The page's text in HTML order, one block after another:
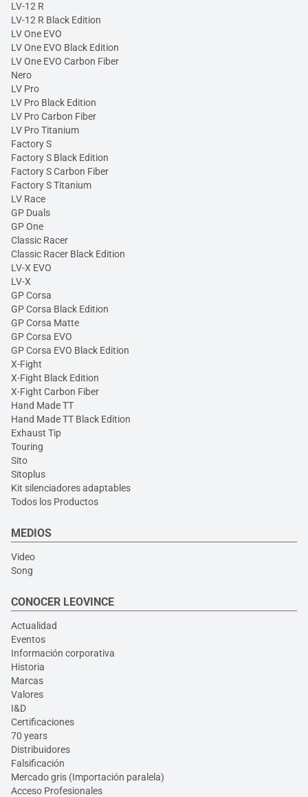
LV-12 R
LV-12 R Black Edition
LV One EVO
LV One EVO Black Edition
LV One EVO Carbon Fiber
Nero
LV Pro
LV Pro Black Edition
LV Pro Carbon Fiber
LV Pro Titanium
Factory S
Factory S Black Edition
Factory S Carbon Fiber
Factory S Titanium
LV Race
GP Duals
GP One
Classic Racer
Classic Racer Black Edition
LV-X EVO
LV-X
GP Corsa
GP Corsa Black Edition
GP Corsa Matte
GP Corsa EVO
GP Corsa EVO Black Edition
X-Fight
X-Fight Black Edition
X-Fight Carbon Fiber
Hand Made TT
Hand Made TT Black Edition
Exhaust Tip
Touring
Sito
Sitoplus
Kit silenciadores adaptables
Todos los Productos
MEDIOS
Video
Song
CONOCER LEOVINCE
Actualidad
Eventos
Información corporativa
Historia
Marcas
Valores
I&D
Certificaciones
70 years
Distribuidores
Falsificación
Mercado gris (Importación paralela)
Acceso Profesionales